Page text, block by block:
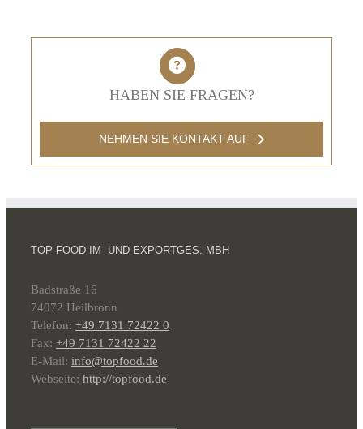
HABEN SIE FRAGEN?
NEHMEN SIE KONTAKT AUF
TOP FOOD IM- UND EXPORTGES. MBH
Badstraße 16
74072 Heilbronn
Telefon: +49 7131 72422 0
Fax: +49 7131 72422 22
E-Mail: info@topfood.de
Webseite: http://topfood.de